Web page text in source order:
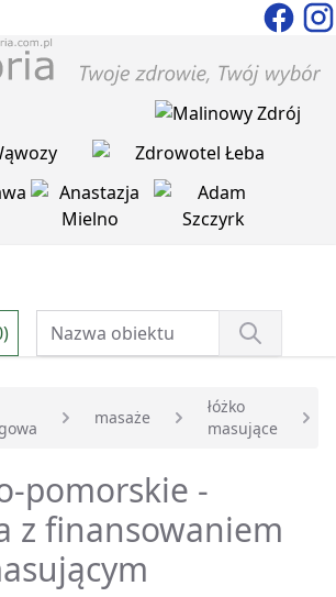
masaże
łóżko
masujące
pomorskie -
z finansowaniem